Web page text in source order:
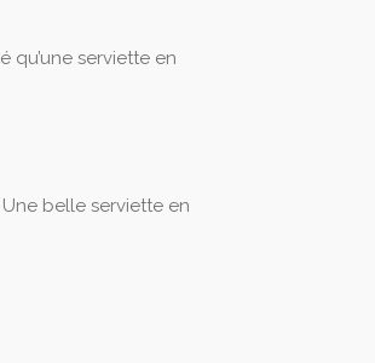
serviette en
belle serviette en